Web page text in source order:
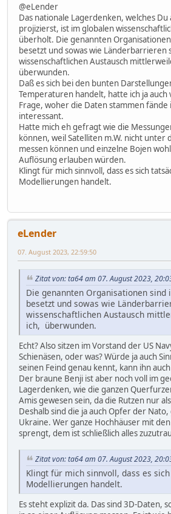
@eLender
Das nationale Lagerdenken, welches
projizierst, ist im globalen
überholt. Die genannten
besetzt und sowas wie Länderbarrieren
wissenschaftlichen Austausch
überwunden.
Daß es sich bei den bunten
Temperaturen handelt, hatte ich ja auch
Frage, woher die Daten stammen fände
interessant.
Hatte mich eh gefragt wie die
können, weil Satelliten m.W. nicht unter
messen können und einzelne Bojen
Auflösung erlauben würden.
Klingt für mich sinnvoll, dass es sich
Modellierungen handelt.
eLender
07. August 2023, 22:59:50
Zitat von: ta64 am 07. August 2023,
Die genannten Organisationen sind
besetzt und sowas wie
wissenschaftlichen Austausch
ich, überwunden.
Echt? Also sitzen im Vorstand der US
Schienäsen, oder was? Würde ja auch
seinen Feind genau kennt, kann ihn
Der braune Benji ist aber noch voll im
Lagerdenken, wie die ganzen
Amis gewesen sein, da die Rutzen nur
Deshalb sind die ja auch Opfer der
Ukraine. Wer ganze Hochhäuser mit
sprengt, dem ist schließlich alles
Zitat von: ta64 am 07. August 2023,
Klingt für mich sinnvoll, dass es
Modellierungen handelt.
Es steht explizit da. Das sind 3D-Daten,